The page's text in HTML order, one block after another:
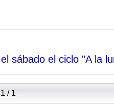
sábado el ciclo "A la
/ 1